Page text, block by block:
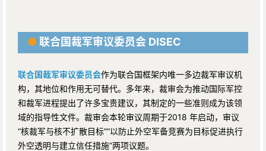
● 联合国裁军审议委员会 DISEC
联合国裁军审议委员会作为联合国框架内唯一多边裁军审议机
构，其地位和作用无可替代。多年来，裁审会为推动国际军控
和裁军进程提出了许多宝贵建议，其制定的一些准则成为该领
域的指导性文件。裁审会本轮审议周期于2018 年启动，审议
“核裁军与核不扩散目标”“以防止外空军备竞赛为目标促进执行
外空透明与建立信任措施”两项议题。